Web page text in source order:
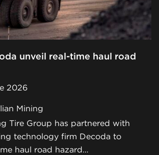
unveil real-time haul road
2026
Mining
Tire Group has partnered with
technology firm Decoda to
haul road hazard…